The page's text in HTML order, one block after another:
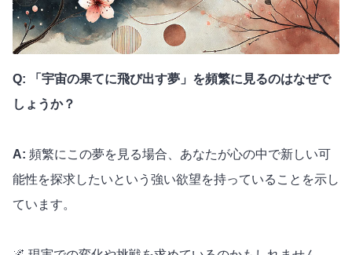
Q: 「宇宙の果てに飛び出す夢」を頻繁に見るのはなぜで
しょうか？
A: 頻繁にこの夢を見る場合、あなたが心の中で新しい可
能性を探求したいという強い欲望を持っていることを示し
ています。